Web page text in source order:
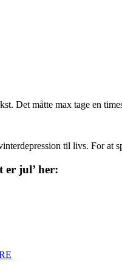
Det måtte max tage en
til livs. For at
er jul’ her: